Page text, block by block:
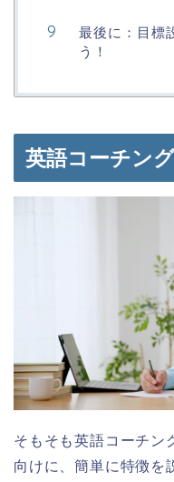
最後に：目標
う！
英語コーチン
そもそも英語コーチン
向けに、簡単に特徴を